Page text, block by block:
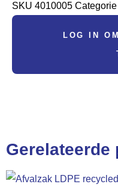
SKU 4010005 Categorie
LOG IN
Gerelateerde